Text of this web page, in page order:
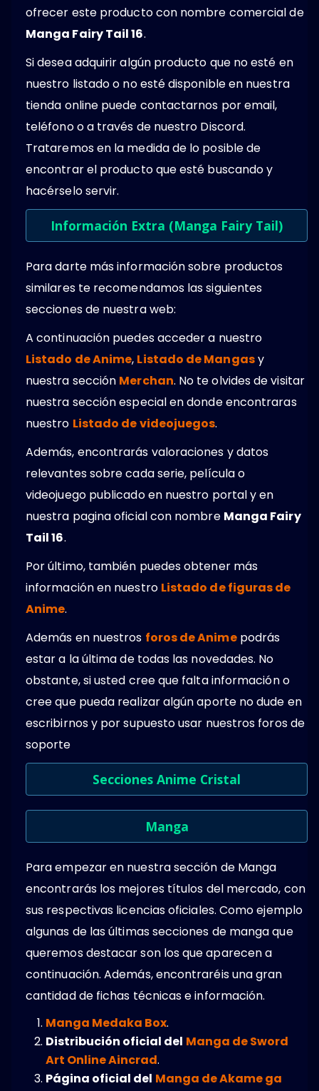
ofrecer este producto con nombre comercial de
Manga Fairy Tail 16.
Si desea adquirir algún producto que no esté en
nuestro listado o no esté disponible en nuestra
tienda online puede contactarnos por email,
teléfono o a través de nuestro Discord.
Trataremos en la medida de lo posible de
encontrar el producto que esté buscando y
hacérselo servir.
Información Extra (Manga Fairy Tail)
Para darte más información sobre productos
similares te recomendamos las siguientes
secciones de nuestra web:
A continuación puedes acceder a nuestro
Listado de Anime, Listado de Mangasy
nuestra sección Merchan. No te olvides de visitar
nuestra sección especial en donde encontraras
nuestro Listado de videojuegos.
Además, encontrarás valoraciones y datos
relevantes sobre cada serie, película o
videojuego publicado en nuestro portal y en
nuestra pagina oficial con nombre Manga Fairy
Tail 16.
Por último, también puedes obtener más
información en nuestro Listado de figuras de
Anime.
Además en nuestros foros de Animepodrás
estar a la última de todas las novedades. No
obstante, si usted cree que falta información o
cree que pueda realizar algún aporte no dude en
escribirnos y por supuesto usar nuestros foros de
soporte
Secciones Anime Cristal
Manga
Para empezar en nuestra sección de Manga
encontrarás los mejores títulos del mercado, con
sus respectivas licencias oficiales. Como ejemplo
algunas de las últimas secciones de manga que
queremos destacar son los que aparecen a
continuación. Además, encontraréis una gran
cantidad de fichas técnicas e información.
Manga Medaka Box.
Distribución oficial del Manga de Sword
Art Online Aincrad.
Página oficial del Manga de Akame ga